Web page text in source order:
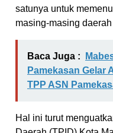
satunya untuk
masing-masing
Baca Juga :
Pamekasan Gelar
TPP ASN
Hal ini turut